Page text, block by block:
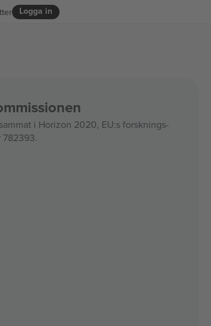
Logga in
i Horizon 2020, EU:s forsknings-